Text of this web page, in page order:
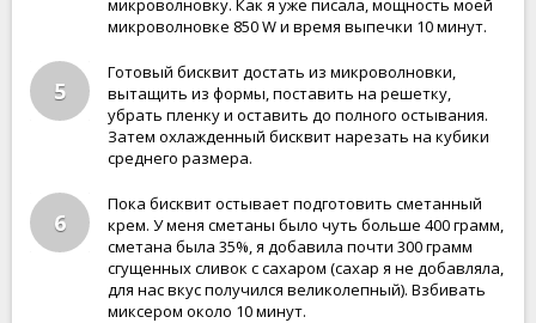
микроволновку. Как я уже писала, мощность моей
микроволновке 850 W и время выпечки 10 минут.
5
Готовый бисквит достать из микроволновки,
вытащить из формы, поставить на решетку,
убрать пленку и оставить до полного остывания.
Затем охлажденный бисквит нарезать на кубики
среднего размера.
6
Пока бисквит остывает подготовить сметанный
крем. У меня сметаны было чуть больше 400 грамм,
сметана была 35%, я добавила почти 300 грамм
сгущенных сливок с сахаром (сахар я не добавляла,
для нас вкус получился великолепный). Взбивать
миксером около 10 минут.